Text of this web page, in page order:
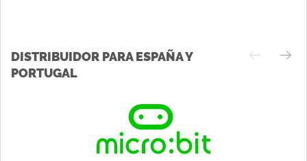
DISTRIBUIDOR PARA ESPAÑA Y
PORTUGAL